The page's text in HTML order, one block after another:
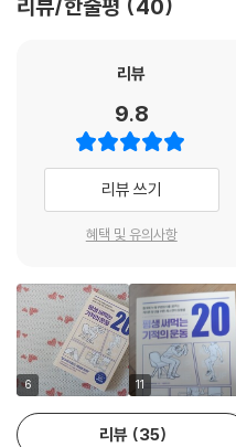
각자의 경험에 따라 달라지는 마음
9 앉아서 건강해지는 방법
목적 없이 방황하는 것이 좋다
앉아서 명상하기
람들이 건강한 몸과 마음을 유지하
을 적정량으로만 하면 게을러도
“운동 많이 하지 말고, ‘제대로’ 하
게으른 우리에게 안성맞춤인 프
그렇다면 ‘최소한의 운동’이란 건
자 스포츠 의학 전문의로 오랫동
다. 흔히 운동은 많이 하는 게 좋다
자는 건강과 심리적 안정은 운동
되며, 운동을 너무 과하게 하면 오
감소시키고, 장기적으로는 신체에
다. 특히 평생 게으르게 살다가 이
한 운동은 더더욱 좋지 않다.
리뷰/한줄평 40
리뷰
9.8
리뷰 쓰기
혜택 및 유의사항
6 11
리뷰 35